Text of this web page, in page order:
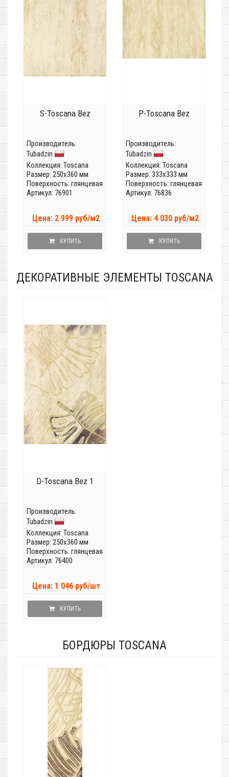
S-Toscana Bez
Производитель:
Tubadzin
Коллекция: Toscana
Размер: 250x360 мм
Поверхность: глянцевая
Артикул: 76901
Цена: 2 999 руб/м2
КУПИТЬ
P-Toscana Bez
Производитель:
Tubadzin
Коллекция: Toscana
Размер: 333x333 мм
Поверхность: глянцевая
Артикул: 76836
Цена: 4 030 руб/м2
КУПИТЬ
ДЕКОРАТИВНЫЕ ЭЛЕМЕНТЫ TOSCANA
D-Toscana Bez 1
Производитель:
Tubadzin
Коллекция: Toscana
Размер: 250x360 мм
Поверхность: глянцевая
Артикул: 76400
Цена: 1 046 руб/шт
КУПИТЬ
БОРДЮРЫ TOSCANA